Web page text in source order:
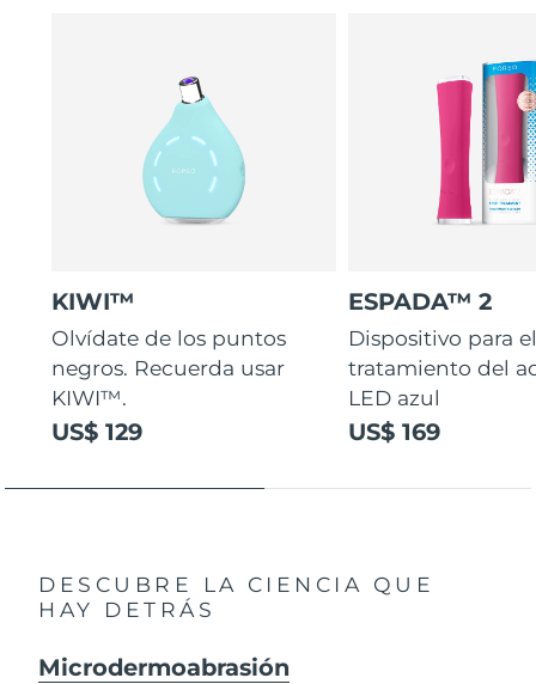
KIWI™
Olvídate de los puntos
negros. Recuerda usar
KIWI™.
US$ 129
ESPADA™ 2
Dispositivo para
tratamiento del
LED azul
US$ 169
DESCUBRE LA CIENCIA QUE
HAY DETRÁS
Microdermoabrasión